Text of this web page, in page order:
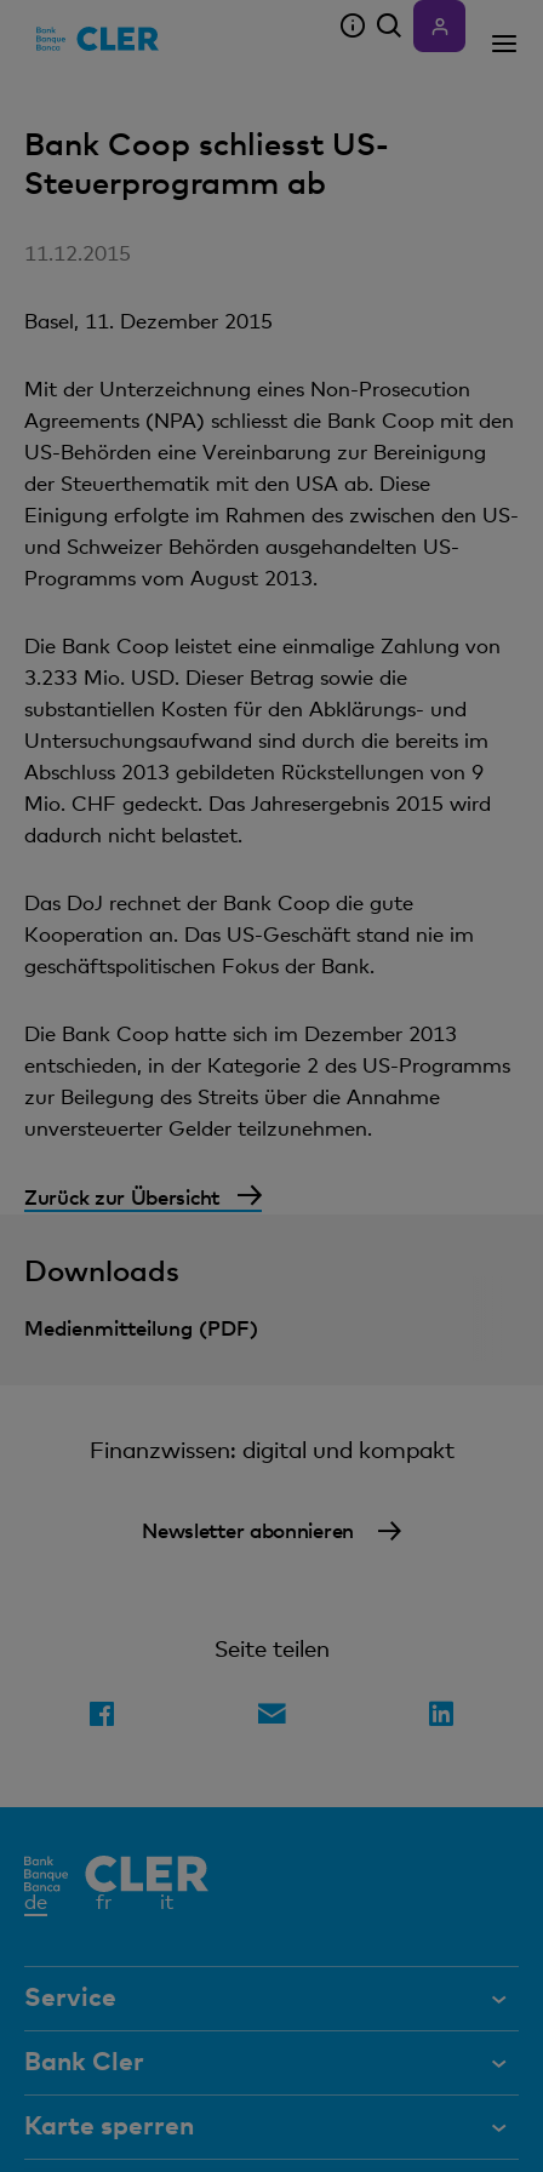
Bank Coop schliesst US-
Steuerprogramm ab
11.12.2015
Basel, 11. Dezember 2015
Mit der Unterzeichnung eines Non-Prosecution
Agreements (NPA) schliesst die Bank Coop mit den
US-Behörden eine Vereinbarung zur Bereinigung
der Steuerthematik mit den USA ab. Diese
Einigung erfolgte im Rahmen des zwischen den US-
und Schweizer Behörden ausgehandelten US-
Programms vom August 2013.
Die Bank Coop leistet eine einmalige Zahlung von
3.233 Mio. USD. Dieser Betrag sowie die
substantiellen Kosten für den Abklärungs- und
Untersuchungsaufwand sind durch die bereits im
Abschluss 2013 gebildeten Rückstellungen von 9
Mio. CHF gedeckt. Das Jahresergebnis 2015 wird
dadurch nicht belastet.
Das DoJ rechnet der Bank Coop die gute
Kooperation an. Das US-Geschäft stand nie im
geschäftspolitischen Fokus der Bank.
Die Bank Coop hatte sich im Dezember 2013
entschieden, in der Kategorie 2 des US-Programms
zur Beilegung des Streits über die Annahme
unversteuerter Gelder teilzunehmen.
Zurück zur Übersicht
Downloads
Medienmitteilung (PDF)
Finanzwissen: digital und kompakt
Newsletter abonnieren
Seite teilen
deAktives
fr it
Service
Hilfe & Kontakt
Dokumente
Magazin
Bank Cler
Über uns
Investor Relations
Karte sperren